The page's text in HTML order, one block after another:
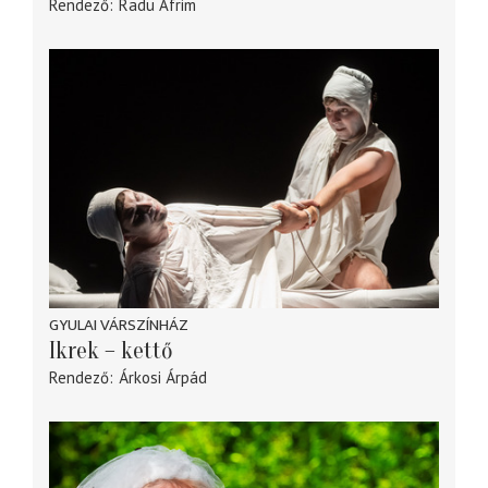
Rendező Radu Afrim
GYULAI VÁRSZÍNHÁZ
Ikrek – kettő
Rendező Árkosi Árpád